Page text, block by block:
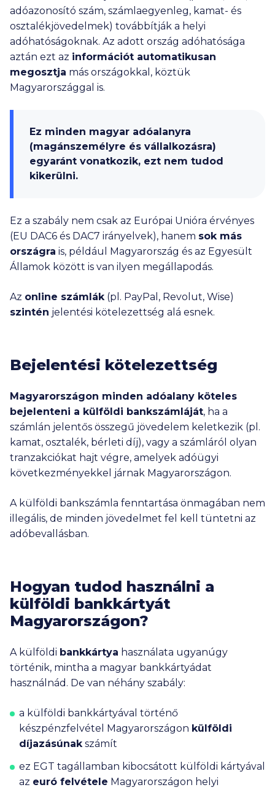
adóazonosító szám, számlaegyenleg, kamat- és
osztalékjövedelmek) továbbítják a helyi
adóhatóságoknak. Az adott ország adóhatósága
aztán ezt az információt automatikusan
megosztja más országokkal, köztük
Magyarországgal is.
Ez minden magyar adóalanyra
(magánszemélyre és vállalkozásra)
egyaránt vonatkozik, ezt nem tudod
kikerülni.
Ez a szabály nem csak az Európai Unióra érvényes
(EU DAC6 és DAC7 irányelvek), hanem sok más
országra is, például Magyarország és az Egyesült
Államok között is van ilyen megállapodás.
Az online számlák (pl. PayPal, Revolut, Wise)
szintén jelentési kötelezettség alá esnek.
Bejelentési kötelezettség
Magyarországon minden adóalany köteles
bejelenteni a külföldi bankszámláját, ha a
számlán jelentős összegű jövedelem keletkezik (pl.
kamat, osztalék, bérleti díj), vagy a számláról olyan
tranzakciókat hajt végre, amelyek adóügyi
következményekkel járnak Magyarországon.
A külföldi bankszámla fenntartása önmagában nem
illegális, de minden jövedelmet fel kell tüntetni az
adóbevallásban.
Hogyan tudod használni a
külföldi bankkártyát
Magyarországon?
A külföldi bankkártya használata ugyanúgy
történik, mintha a magyar bankkártyádat
használnád. De van néhány szabály:
a külföldi bankkártyával történő
készpénzfelvétel Magyarországon külföldi
díjazásúnak számít
ez EGT tagállamban kibocsátott külföldi kártyával
az euró felvétele Magyarországon helyi